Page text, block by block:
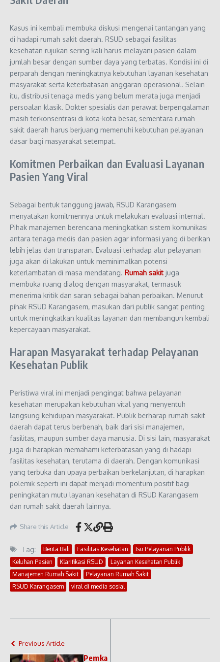
Kasus ini kembali membuka diskusi mengenai tantangan yang
di hadapi rumah sakit daerah. RSUD sebagai fasilitas
kesehatan rujukan sering kali harus melayani pasien dalam
jumlah besar dengan sumber daya yang terbatas. Kondisi ini di
perparah dengan meningkatnya kebutuhan layanan kesehatan
masyarakat serta keterbatasan anggaran operasional. Selain
itu, distribusi tenaga medis yang belum merata juga menjadi
persoalan klasik. Dokter spesialis dan perawat berpengalaman
masih terkonsentrasi di kota-kota besar, sementara rumah
sakit daerah harus berjuang memenuhi kebutuhan pelayanan
dasar bagi masyarakat setempat.
Komitmen Perbaikan dan Evaluasi Layanan
Pasien Yang Viral
Sebagai bentuk tanggung jawab, RSUD Karangasem
menyatakan komitmennya untuk melakukan evaluasi internal.
Pihak manajemen berencana meningkatkan sistem komunikasi
antara tenaga medis dan pasien agar informasi yang di berikan
lebih jelas dan transparan. Evaluasi terhadap alur pelayanan
juga akan di lakukan untuk meminimalkan potensi
keterlambatan di masa mendatang. Rumah sakit juga
membuka ruang dialog dengan masyarakat, termasuk
menerima kritik dan saran sebagai bahan perbaikan. Menurut
pihak RSUD Karangasem, masukan dari publik sangat penting
untuk meningkatkan kualitas layanan dan membangun kembali
kepercayaan masyarakat.
Harapan Masyarakat terhadap Pelayanan
Kesehatan Publik
Peristiwa viral ini menjadi pengingat bahwa pelayanan
kesehatan merupakan kebutuhan vital yang menyentuh
langsung kehidupan masyarakat. Publik berharap rumah sakit
daerah dapat terus berbenah, baik dari sisi manajemen,
fasilitas, maupun sumber daya manusia. Di sisi lain, masyarakat
juga di harapkan memahami keterbatasan yang di hadapi
fasilitas kesehatan, terutama di daerah. Dengan komunikasi
yang terbuka dan upaya perbaikan berkelanjutan, di harapkan
polemik seperti ini dapat menjadi momentum positif bagi
peningkatan mutu layanan kesehatan di RSUD Karangasem
dan rumah sakit daerah lainnya.
Share this Article
Tag: Berita Bali Fasilitas Kesehatan
Isu Pelayanan Publik
Keluhan Pasien
Klarifikasi RSUD
Layanan Kesehatan Publik
Manajemen Rumah Sakit
Pelayanan Rumah Sakit
RSUD Karangasem
viral di media sosial
Previous Article
Pemka